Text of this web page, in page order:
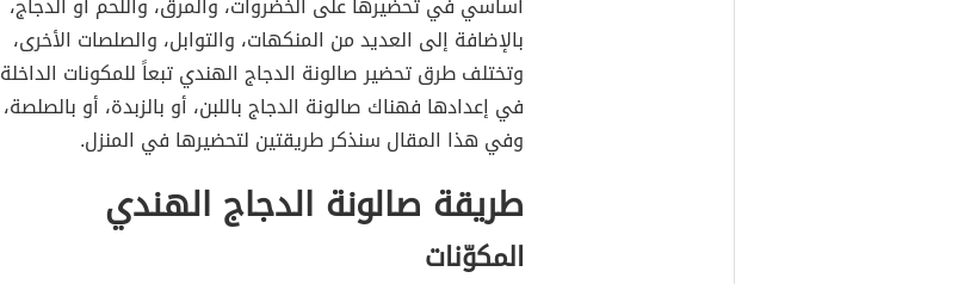
بالإضافة إلى العديد من المنكهات، والتوابل، والصلصات الأخرى،
وتختلف طرق تحضير صالونة الدجاج الهندي تبعاً للمكونات الداخلة
في إعدادها فهناك صالونة الدجاج باللبن، أو بالزبدة، أو بالصلصة،
وفي هذا المقال سنذكر طريقتين لتحضيرها في المنزل.
طريقة صالونة الدجاج الهندي
المكوّنات